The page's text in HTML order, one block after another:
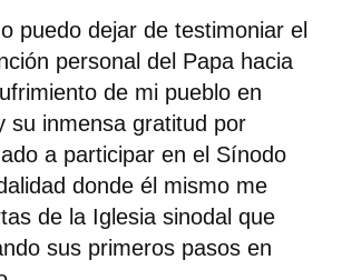
puedo dejar de testimoniar el
personal del Papa hacia
de mi pueblo en
su inmensa gratitud por
a participar en el Sínodo
donde él mismo me
de la Iglesia sinodal que
sus primeros pasos en